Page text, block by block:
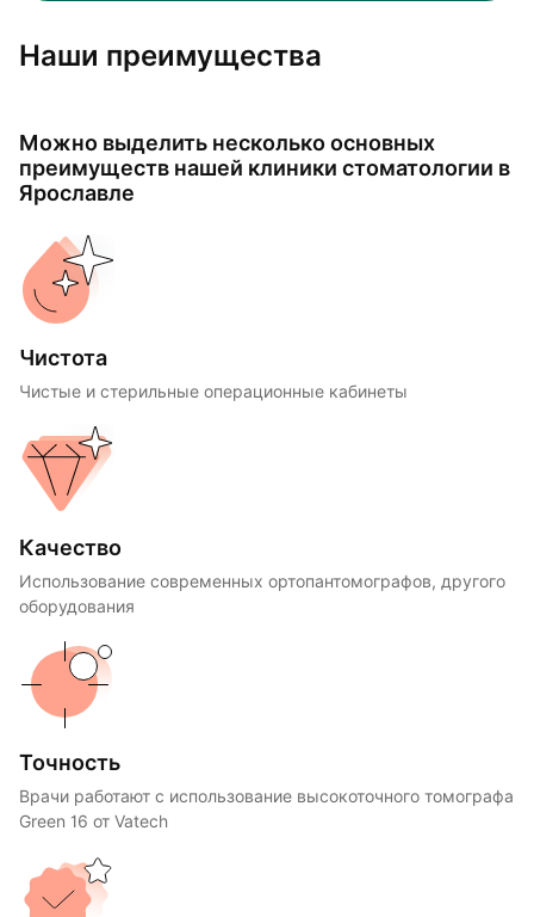
Наши преимущества
Можно выделить несколько основных
преимуществ нашей клиники стоматологии в
Ярославле
Чистота
Чистые и стерильные операционные кабинеты
Качество
Использование современных ортопантомографов, другого
оборудования
Точность
Врачи работают с использование высокоточного томографа
Green 16 от Vatech